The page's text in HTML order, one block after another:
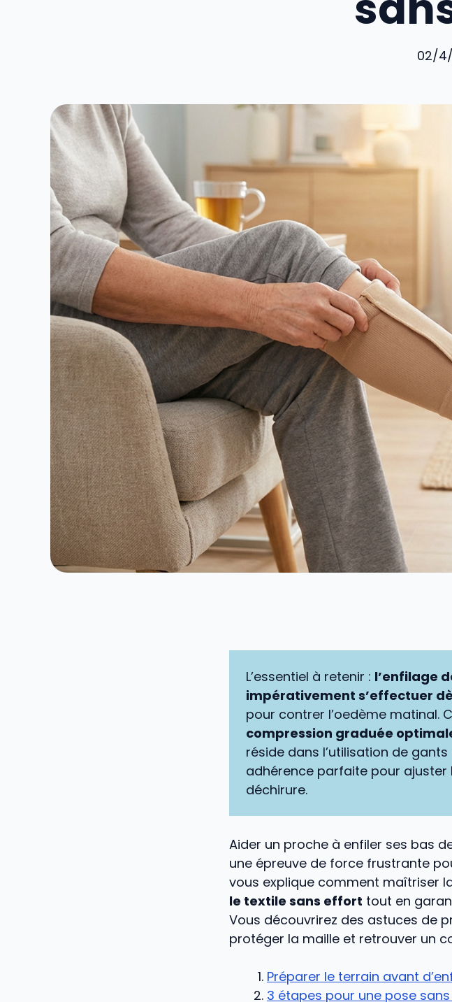
02/4/
L’essentiel à retenir : l’enfilage
impérativement s’effectuer
pour contrer l’oedème matinal.
compression graduée
réside dans l’utilisation de
adhérence parfaite pour
déchirure.
Aider un proche à enfiler ses bas
une épreuve de force frustrante
vous explique comment maîtriser
le textile sans effort tout en
Vous découvrirez des astuces de
protéger la maille et retrouver un
Préparer le terrain avant
3 étapes pour une pose